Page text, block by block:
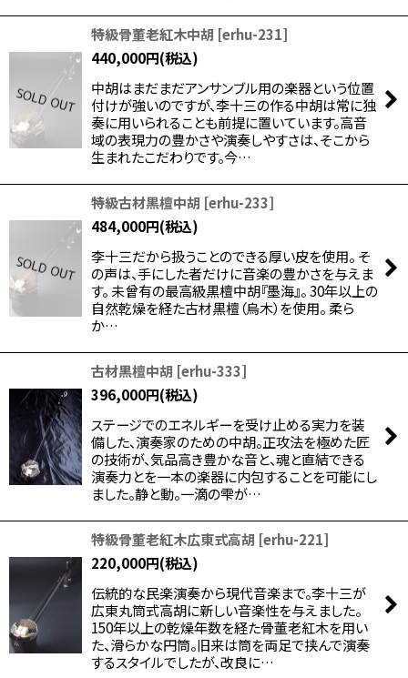
特級骨董老紅木中胡 [erhu-231]
440,000円(税込)
中胡はまだまだアンサンブル用の楽器という位置
付けが強いのですが、李十三の作る中胡は常に独
奏に用いられることも前提に置いています。高音
域の表現力の豊かさや演奏しやすさは、そこから
生まれたこだわりです。今…
特級古材黒檀中胡 [erhu-233]
484,000円(税込)
李十三だから扱うことのできる厚い皮を使用。 そ
の声は、手にした者だけに音楽の豊かさを与えま
す。 未曾有の最高級黒檀中胡『墨海』。 30年以上の
自然乾燥を経た古材黒檀（烏木）を使用。 柔ら
か…
古材黒檀中胡 [erhu-333]
396,000円(税込)
ステージでのエネルギーを受け止める実力を装
備した、演奏家のための中胡。正攻法を極めた匠
の技術が、気品高き豊かな音と、魂と直結できる
演奏力とを一本の楽器に内包することを可能にし
ました。静と動。一滴の雫が…
特級骨董老紅木広東式高胡 [erhu-221]
220,000円(税込)
伝統的な民楽演奏から現代音楽まで。李十三が
広東丸筒式高胡に新しい音楽性を与えました。
150年以上の乾燥年数を経た骨董老紅木を用い
た、滑らかな円筒。旧来は筒を両足で挟んで演奏
するスタイルでしたが、改良に…